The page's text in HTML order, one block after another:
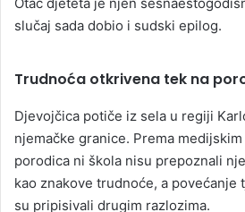
Otac djeteta je njen
slučaj sada dobio i sudski epilog.
Trudnoća otkrivena tek na
Djevojčica potiče iz sela u regiji
njemačke granice. Prema
porodica ni škola nisu prepoznali
kao znakove trudnoće, a
su pripisivali drugim razlozima.